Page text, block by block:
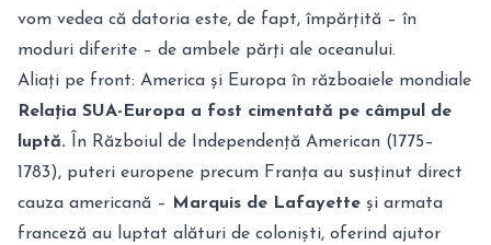
vom vedea că datoria este, de fapt, împărțită – în
moduri diferite – de ambele părți ale oceanului.
Aliați pe front: America și Europa în războaiele mondiale
Relația SUA-Europa a fost cimentată pe câmpul de
luptă. În Războiul de Independență American (1775–
1783), puteri europene precum Franța au susținut direct
cauza americană – Marquis de Lafayette și armata
franceză au luptat alături de coloniști, oferind ajutor